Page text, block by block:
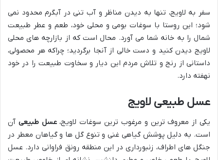
سفر به لاویج، تنها به دیدن مناظر و آب تنی در آبگرم محدود نمی
شود؛ این روستا با سوغات بومی و محلی خود، طعم و عطر طبیعت
شمال را به خانه شما می آورد. محال است که از بازارچه های محلی
لاویج دیدن کنید و دست خالی از آنجا برگردید؛ چراکه هر محصولی،
داستانی از رنج و تلاش مردم این دیار و سخاوت طبیعت را در خود
نهفته دارد.
عسل طبیعی لاویج
یکی از معروف ترین و مرغوب ترین سوغات لاویج،عسل طبیعی آن
است. به دلیل پوشش گیاهی غنی و تنوع گل ها و گیاهان معطر در
جنگل های اطراف، زنبورداری در این منطقه رونق فراوانی دارد. عسل